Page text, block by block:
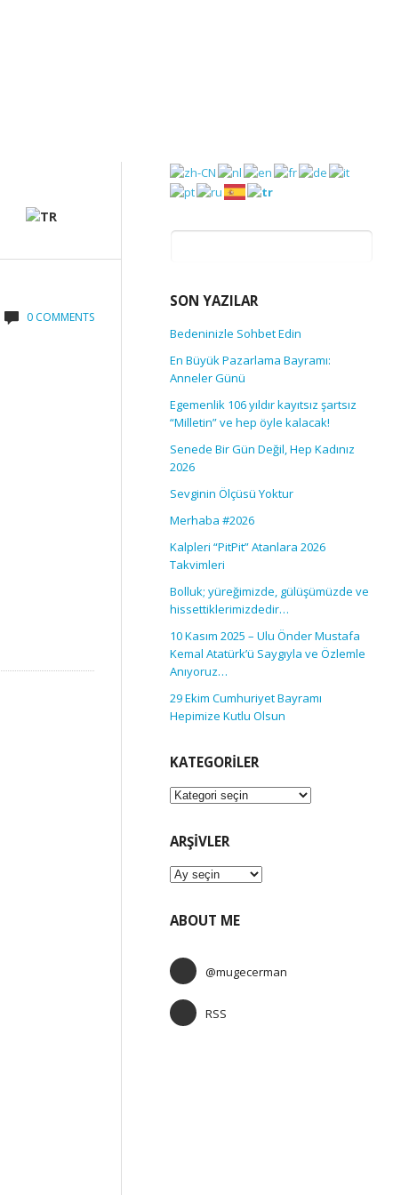
0 COMMENTS
Arama:
SON YAZILAR
Bedeninizle Sohbet Edin
En Büyük Pazarlama Bayramı:
Anneler Günü
Egemenlik 106 yıldır kayıtsız şartsız
“Milletin” ve hep öyle kalacak!
Senede Bir Gün Değil, Hep Kadınız
2026
Sevginin Ölçüsü Yoktur
Merhaba #2026
Kalpleri “PitPit” Atanlara 2026
Takvimleri
Bolluk; yüreğimizde, gülüşümüzde ve
hissettiklerimizdedir…
10 Kasım 2025 – Ulu Önder Mustafa
Kemal Atatürk’ü Saygıyla ve Özlemle
Anıyoruz…
29 Ekim Cumhuriyet Bayramı
Hepimize Kutlu Olsun
KATEGORILER
Kategoriler
ARŞIVLER
Arşivler
ABOUT ME
@mugecerman
RSS